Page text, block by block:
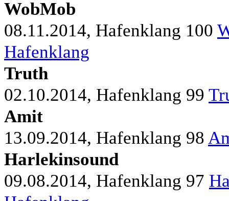
WobMob
08.11.2014, Hafenklang 100
Hafenklang
Truth
02.10.2014, Hafenklang 99
Amit
13.09.2014, Hafenklang 98
Harlekinsound
09.08.2014, Hafenklang 97